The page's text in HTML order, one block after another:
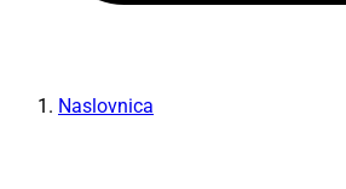
Naslovnica